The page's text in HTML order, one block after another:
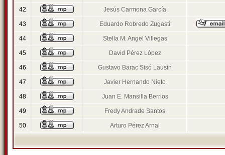
42 Jesús Carmona García
43 Eduardo Robredo Zugasti
44 Stella M. Angel Villegas
45 David Pérez López
46 Gustavo Barac Sisó Lausín
47 Javier Hernando Nieto
48 Juan E. Mansilla Berrios
49 Fredy Andrade Santos
50 Arturo Pérez Arnal